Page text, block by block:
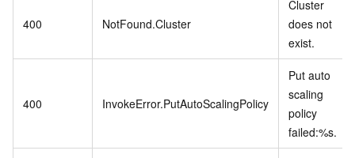
400 NotFound.Cluster
Cluster
does not
exist.
400 InvokeError.PutAutoScalingPolicy
Put auto
scaling
policy
failed:%s.